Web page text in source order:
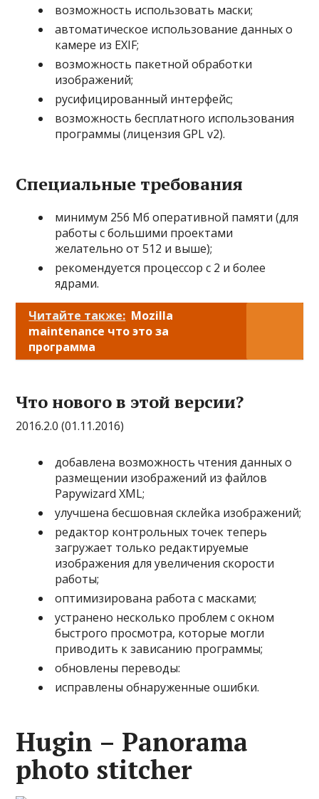
возможность использовать маски;
автоматическое использование данных о
камере из EXIF;
возможность пакетной обработки
изображений;
русифицированный интерфейс;
возможность бесплатного использования
программы (лицензия GPL v2).
Специальные требования
минимум 256 Мб оперативной памяти (для
работы с большими проектами
желательно от 512 и выше);
рекомендуется процессор с 2 и более
ядрами.
Читайте также: Mozilla
maintenance что это за
программа
Что нового в этой версии?
2016.2.0 (01.11.2016)
добавлена возможность чтения данных о
размещении изображений из файлов
Papywizard XML;
улучшена бесшовная склейка изображений;
редактор контрольных точек теперь
загружает только редактируемые
изображения для увеличения скорости
работы;
оптимизирована работа с масками;
устранено несколько проблем с окном
быстрого просмотра, которые могли
приводить к зависанию программы;
обновлены переводы:
исправлены обнаруженные ошибки.
Hugin – Panorama
photo stitcher